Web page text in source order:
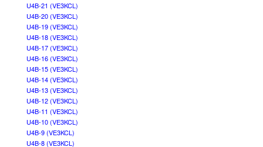
U4B-21 (VE3KCL)
U4B-20 (VE3KCL)
U4B-19 (VE3KCL)
U4B-18 (VE3KCL)
U4B-17 (VE3KCL)
U4B-16 (VE3KCL)
U4B-15 (VE3KCL)
U4B-14 (VE3KCL)
U4B-13 (VE3KCL)
U4B-12 (VE3KCL)
U4B-11 (VE3KCL)
U4B-10 (VE3KCL)
U4B-9 (VE3KCL)
U4B-8 (VE3KCL)